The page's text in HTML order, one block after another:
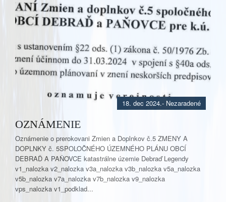
- Nezaradené
18. dec 2024.
OZNÁMENIE
Oznámenie o prerokovani Zmien a Doplnkov č.5 ZMENY A
DOPLNKY č. 5SPOLOČNÉHO ÚZEMNÉHO PLÁNU OBCÍ
DEBRAĎ A PAŇOVCE katastrálne územie Debraď Legendy
v1_nalozka v2_nalozka v3a_nalozka v3b_nalozka v5a_nalozka
v5b_nalozka v7a_nalozka v7b_nalozka v9_nalozka
vps_nalozka v1_podklad...